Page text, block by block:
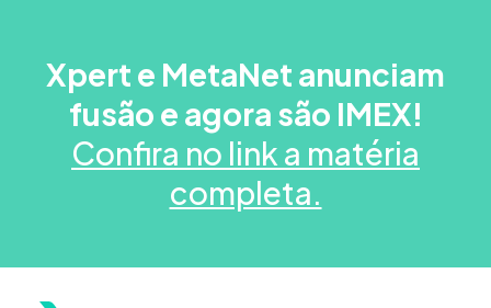
Xpert e MetaNet anunciam
fusão e agora são IMEX!
Confira no link a matéria
completa.